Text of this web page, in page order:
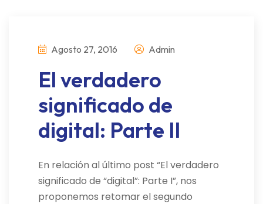
Agosto 27, 2016 Admin
El verdadero
significado de
digital: Parte II
En relación al último post “El verdadero
significado de “digital”: Parte I”, nos
proponemos retomar el segundo